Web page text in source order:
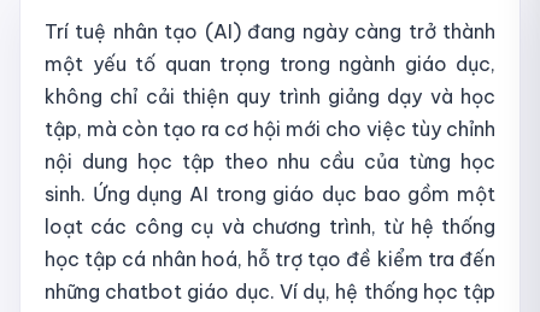
Trí tuệ nhân tạo (AI) đang ngày càng trở thành
một yếu tố quan trọng trong ngành giáo dục,
không chỉ cải thiện quy trình giảng dạy và học
tập, mà còn tạo ra cơ hội mới cho việc tùy chỉnh
nội dung học tập theo nhu cầu của từng học
sinh. Ứng dụng AI trong giáo dục bao gồm một
loạt các công cụ và chương trình, từ hệ thống
học tập cá nhân hoá, hỗ trợ tạo đề kiểm tra đến
những chatbot giáo dục. Ví dụ, hệ thống học tập